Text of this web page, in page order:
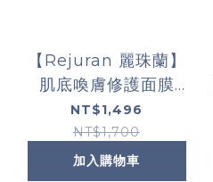
【Rejuran 麗珠蘭】
肌底喚膚修護面膜
25ml*5 (限定通路)
NT$1,496
NT$1,700
加入購物車